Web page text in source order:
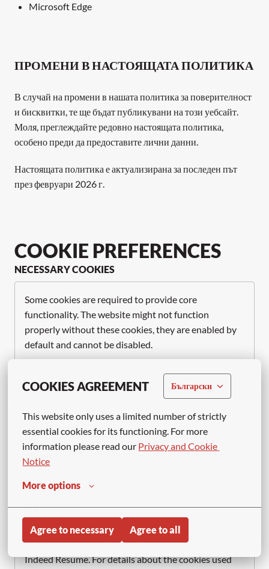
COOKIES AGREEMENT Български
This website only uses a limited number of strictly
essential cookies for its functioning. For more
information please read our Privacy and Cookie
Notice
More options
Agree to necessary Agree to all
Microsoft Edge
ПРОМЕНИ В НАСТОЯЩАТА ПОЛИТИКА
В случай на промени в нашата политика за поверителност
и бисквитки, те ще бъдат публикувани на този уебсайт.
Моля, преглеждайте редовно настоящата политика,
особено преди да предоставите лични данни.
Настоящата политика е актуализирана за последен път
през февруари 2026 г.
COOKIE PREFERENCES
NECESSARY COOKIES
Some cookies are required to provide core
functionality. The website might not function
properly without these cookies, they are enabled by
default and cannot be disabled.
GOOGLE TAG MANAGER
Enables analytical and marketing cookies feature for
Meta, Google Analytics, Google Ads, LinkedIn, TikTok.
INDEED
Enables Apply with Indeed feature. The Apply with
Indeed feature allows you to quickly apply using an
Indeed Resume. For details about the cookies used